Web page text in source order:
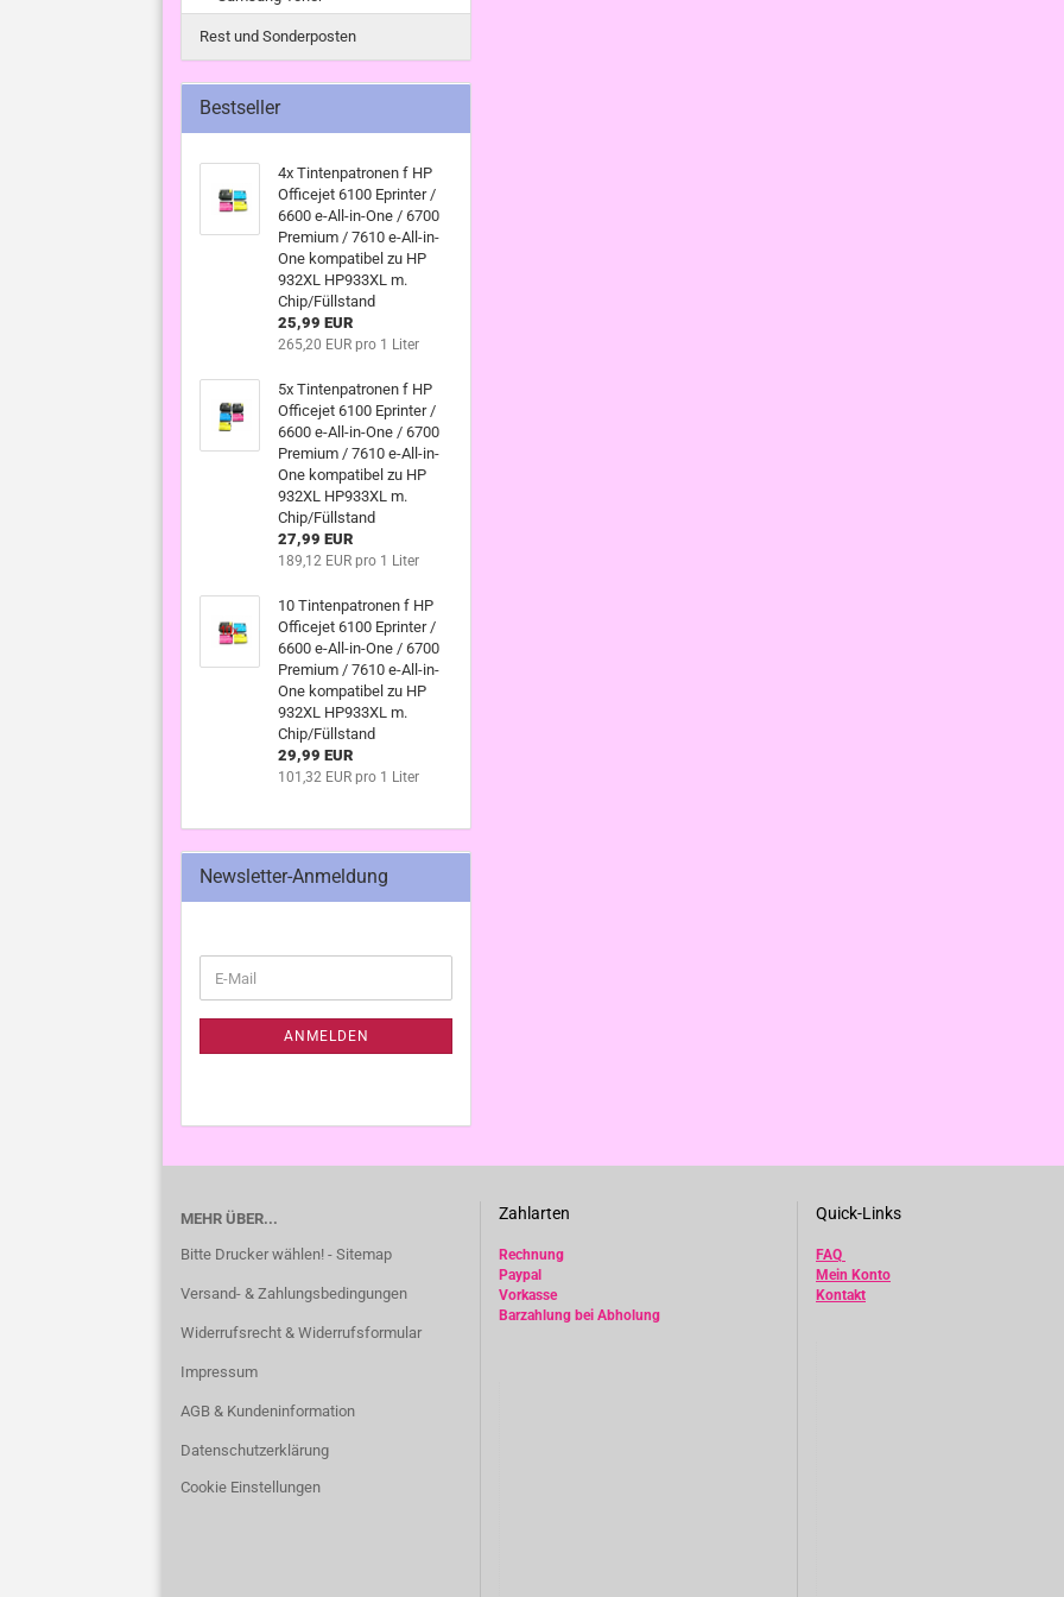
Rest und Sonderposten
Bestseller
4x Tintenpatronen f HP
Officejet 6100 Eprinter /
6600 e-All-in-One / 6700
Premium / 7610 e-All-in-
One kompatibel zu HP
932XL HP933XL m.
Chip/Füllstand
25,99 EUR
265,20 EUR pro 1 Liter
5x Tintenpatronen f HP
Officejet 6100 Eprinter /
6600 e-All-in-One / 6700
Premium / 7610 e-All-in-
One kompatibel zu HP
932XL HP933XL m.
Chip/Füllstand
27,99 EUR
189,12 EUR pro 1 Liter
10 Tintenpatronen f HP
Officejet 6100 Eprinter /
6600 e-All-in-One / 6700
Premium / 7610 e-All-in-
One kompatibel zu HP
932XL HP933XL m.
Chip/Füllstand
29,99 EUR
101,32 EUR pro 1 Liter
Newsletter-Anmeldung
ZUR
ANMELDUNG
E-
Mail
ANMELDEN
MEHR ÜBER...
Bitte Drucker wählen! - Sitemap
Versand- & Zahlungsbedingungen
Widerrufsrecht & Widerrufsformular
Impressum
AGB & Kundeninformation
Datenschutzerklärung
Cookie Einstellungen
Zahlarten
Rechnung
Paypal
Vorkasse
Barzahlung bei Abholung
Quick-Links
FAQ
Mein Konto
Kontakt